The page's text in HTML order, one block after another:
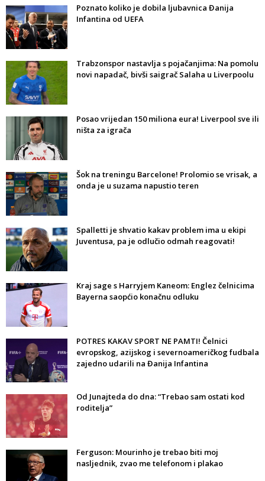
Poznato koliko je dobila ljubavnica Đanija
Infantina od UEFA
Trabzonspor nastavlja s pojačanjima: Na pomolu
novi napadač, bivši saigrač Salaha u Liverpoolu
Posao vrijedan 150 miliona eura! Liverpool sve ili
ništa za igrača
Šok na treningu Barcelone! Prolomio se vrisak, a
onda je u suzama napustio teren
Spalletti je shvatio kakav problem ima u ekipi
Juventusa, pa je odlučio odmah reagovati!
Kraj sage s Harryjem Kaneom: Englez čelnicima
Bayerna saopćio konačnu odluku
POTRES KAKAV SPORT NE PAMTI! Čelnici
evropskog, azijskog i severnoameričkog fudbala
zajedno udarili na Đanija Infantina
Od Junajteda do dna: “Trebao sam ostati kod
roditelja”
Ferguson: Mourinho je trebao biti moj
nasljednik, zvao me telefonom i plakao